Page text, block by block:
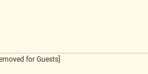
for Guests]